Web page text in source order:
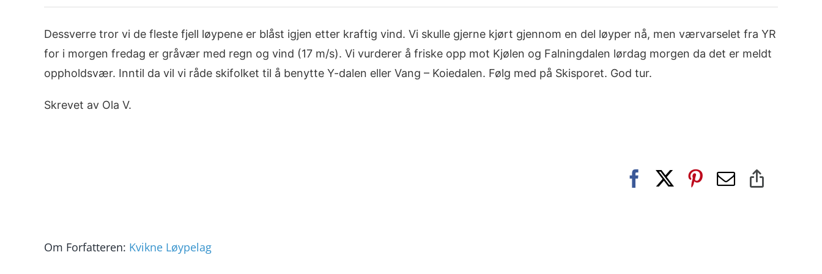
Dessverre tror vi de fleste fjell løypene er blåst igjen etter kraftig vind. Vi skulle gjerne kjørt gjennom en del løyper nå, men værvarselet fra YR
for i morgen fredag er gråvær med regn og vind (17 m/s). Vi vurderer å friske opp mot Kjølen og Falningdalen lørdag morgen da det er meldt
oppholdsvær. Inntil da vil vi råde skifolket til å benytte Y-dalen eller Vang – Koiedalen. Følg med på Skisporet. God tur.
Skrevet av Ola V.
Facebook Pinterest
E-
Om Forfatteren: Kvikne Løypelag